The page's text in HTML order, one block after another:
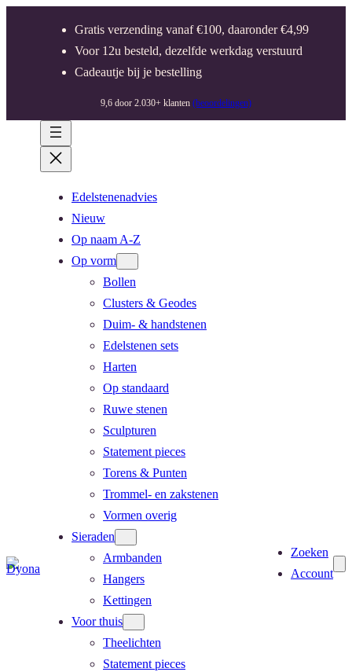
Gratis verzending vanaf €100, daaronder €4,99
Voor 12u besteld, dezelfde werkdag verstuurd
Cadeautje bij je bestelling
9,6 door 2.030+ klanten (beoordelingen)
Edelstenenadvies
Nieuw
Op naam A-Z
Op vorm
Bollen
Clusters & Geodes
Duim- & handstenen
Edelstenen sets
Harten
Op standaard
Ruwe stenen
Sculpturen
Statement pieces
Torens & Punten
Trommel- en zakstenen
Vormen overig
Sieraden
Armbanden
Hangers
Kettingen
Voor thuis
Theelichten
Statement pieces
Zoeken
Account